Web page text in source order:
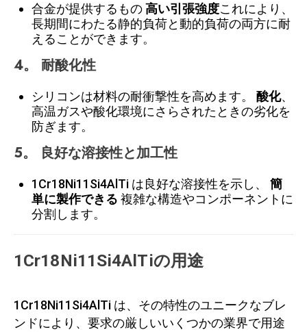
合金が提供するもの高い引張強度これにより、
長期間にわたる静的負荷と動的負荷の両方に耐
えることができます。
4。 耐酸化性
シリコンは材料の耐衝撃性を高めます。 酸化、
高温ガスや酸化環境にさらされたときの劣化を
防ぎます。
5。 良好な溶接性と加工性
1Cr18Ni11Si4AlTi は良好な溶接性を示し、 簡
単に製作できる 複雑な構造やコンポーネントに
分割します。
1Cr18Ni11Si4AlTiの用途
1Cr18Ni11Si4AlTi は、その特性のユニークなブレ
ンドにより、要求の厳しいいくつかの業界で用途